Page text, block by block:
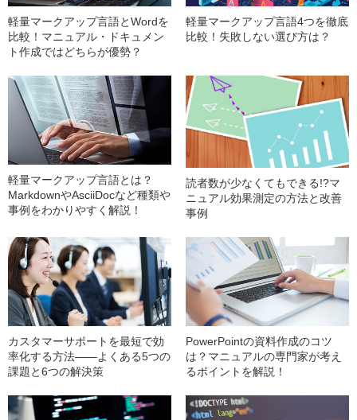
軽量マークアップ言語とWordを
比較！マニュアル・ドキュメン
ト作成ではどちらが優勢？
軽量マークアップ言語4つを徹底
比較！失敗しない選び方は？
軽量マークアップ言語とは？
MarkdownやAsciiDocなど種類や
事例をわかりやすく解説！
読者数が少なくてもできる!?マ
ニュアル効果測定の方法と改善
事例
カスタマーサポートを最短で効
率化する方法——よくある5つの
課題と6つの解決策
PowerPointの資料作成のコツ
は？マニュアルの専門家が考え
るポイントを解説！